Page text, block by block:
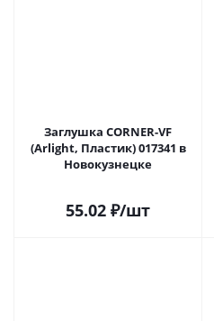
Заглушка CORNER-VF
(Arlight, Пластик) 017341 в
Новокузнецке
55.02 ₽/шт